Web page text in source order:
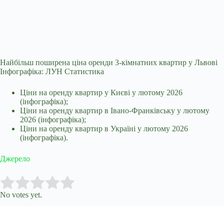
Найбільш поширена ціна оренди 3-кімнатних квартир у Львові
Інфографіка: ЛУН Статистика
Ціни на оренду квартир у Києві у лютому 2026
(інфографіка);
Ціни на оренду квартир в Івано-Франківську у лютому
2026 (інфографіка);
Ціни на оренду квартир в Україні у лютому 2026
(інфографіка).
Джерело
Rate this item:
No votes yet.